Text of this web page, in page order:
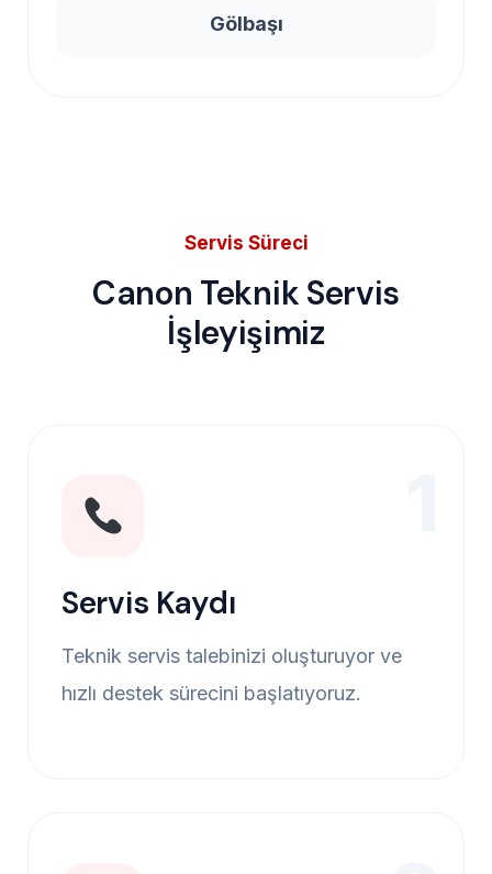
Gölbaşı
Servis Süreci
Canon Teknik Servis
İşleyişimiz
Servis Kaydı
Teknik servis talebinizi oluşturuyor ve
hızlı destek sürecini başlatıyoruz.